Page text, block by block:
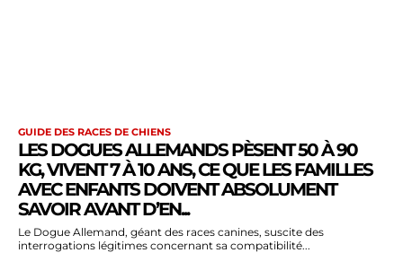
GUIDE DES RACES DE CHIENS
LES DOGUES ALLEMANDS PÈSENT 50 À 90
KG, VIVENT 7 À 10 ANS, CE QUE LES FAMILLES
AVEC ENFANTS DOIVENT ABSOLUMENT
SAVOIR AVANT D’EN...
Le Dogue Allemand, géant des races canines, suscite des
interrogations légitimes concernant sa compatibilité...